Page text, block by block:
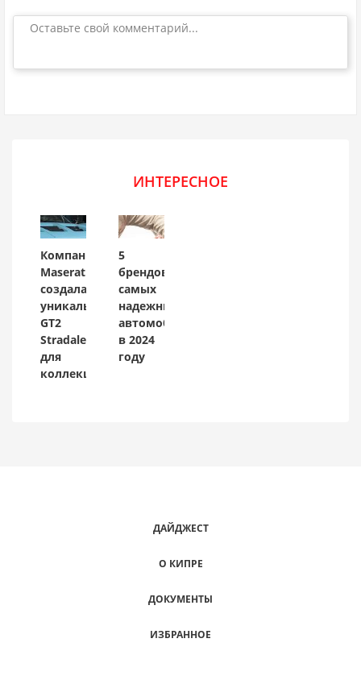
Оставьте свой комментарий...
ИНТЕРЕСНОЕ
Компания
Maserati
создала
уникальный
GT2
Stradale
для
коллекционера
5
брендов
самых
надежных
автомобилей
в 2024
году
ДАЙДЖЕСТ
О КИПРЕ
ДОКУМЕНТЫ
ИЗБРАННОЕ